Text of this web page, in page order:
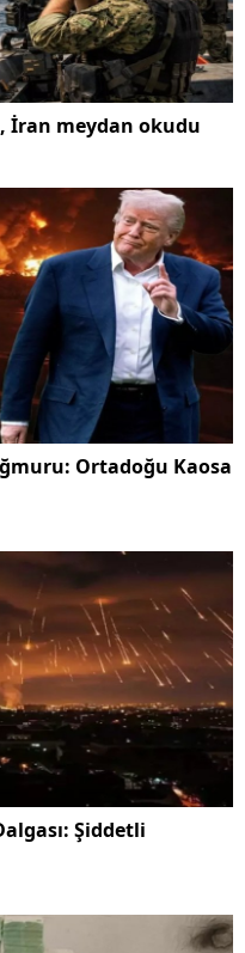
İran meydan okudu
Ortadoğu Kaosa
Şiddetli